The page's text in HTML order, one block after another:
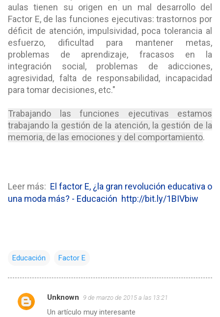
aulas tienen su origen en un mal desarrollo del
Factor E, de las funciones ejecutivas: trastornos por
déficit de atención, impulsividad, poca tolerancia al
esfuerzo, dificultad para mantener metas,
problemas de aprendizaje, fracasos en la
integración social, problemas de adicciones,
agresividad, falta de responsabilidad, incapacidad
para tomar decisiones, etc."
Trabajando las funciones ejecutivas estamos
trabajando la gestión de la atención, la gestión de la
memoria, de las emociones y del comportamiento.
Leer más: El factor E, ¿la gran revolución educativa o
una moda más? - Educación http://bit.ly/1BIVbiw
Educación Factor E
C
Unknown 9 de marzo de 2015 a las 13:21
Un artículo muy interesante